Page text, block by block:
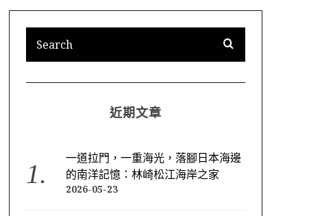
近期文章
一道拉門，一重海光，落腳日本海邊
的南洋記憶：林崎松江海岸之家
2026-05-23